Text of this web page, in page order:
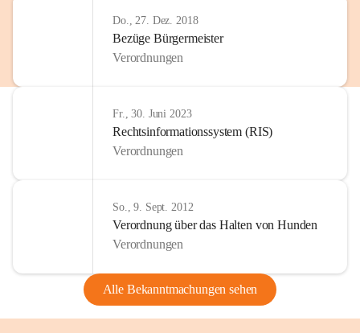
Do., 27. Dez. 2018
Bezüge Bürgermeister
Verordnungen
Fr., 30. Juni 2023
Rechtsinformationssystem (RIS)
Verordnungen
So., 9. Sept. 2012
Verordnung über das Halten von Hunden
Verordnungen
Alle Bekanntmachungen sehen